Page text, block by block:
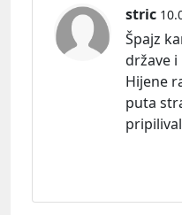
stric
Špajz
države i
Hijene
puta